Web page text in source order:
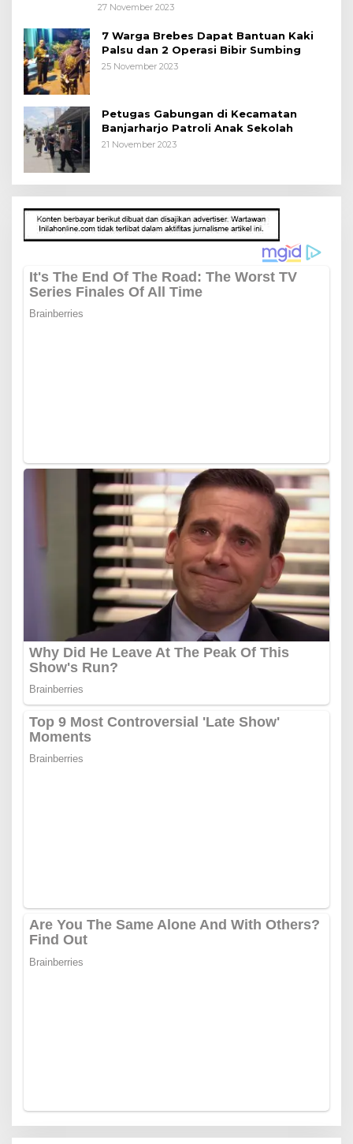
27 November 2023
7 Warga Brebes Dapat Bantuan Kaki
Palsu dan 2 Operasi Bibir Sumbing
25 November 2023
Petugas Gabungan di Kecamatan
Banjarharjo Patroli Anak Sekolah
21 November 2023